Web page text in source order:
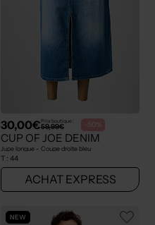
30,00€Prix boutique :
59,99€ -50%
CUP OF JOE DENIM
Jupe longue - Coupe droite bleu
T : 44
ACHAT EXPRESS
NEW